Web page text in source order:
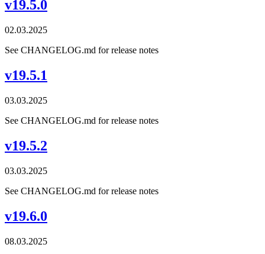
v19.5.0
02.03.2025
See CHANGELOG.md for release notes
v19.5.1
03.03.2025
See CHANGELOG.md for release notes
v19.5.2
03.03.2025
See CHANGELOG.md for release notes
v19.6.0
08.03.2025